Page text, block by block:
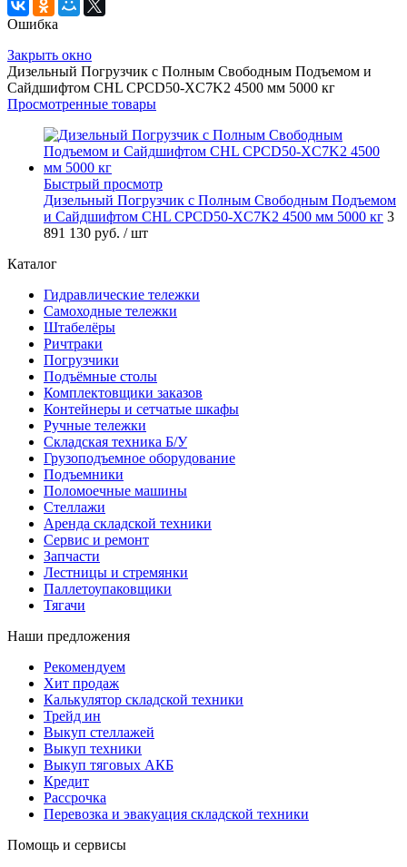
Ошибка
Закрыть окно
Дизельный Погрузчик с Полным Свободным Подъемом и
Сайдшифтом CHL CPCD50-XC7K2 4500 мм 5000 кг
Просмотренные товары
Быстрый просмотр
Дизельный Погрузчик с Полным Свободным Подъемом
и Сайдшифтом CHL CPCD50-XC7K2 4500 мм 5000 кг 3
891 130 руб. / шт
Каталог
Гидравлические тележки
Самоходные тележки
Штабелёры
Ричтраки
Погрузчики
Подъёмные столы
Комплектовщики заказов
Контейнеры и сетчатые шкафы
Ручные тележки
Складская техника Б/У
Грузоподъемное оборудование
Подъемники
Поломоечные машины
Стеллажи
Аренда складской техники
Сервис и ремонт
Запчасти
Лестницы и стремянки
Паллетоупаковщики
Тягачи
Наши предложения
Рекомендуем
Хит продаж
Калькулятор складской техники
Трейд ин
Выкуп стеллажей
Выкуп техники
Выкуп тяговых АКБ
Кредит
Рассрочка
Перевозка и эвакуация складской техники
Помощь и сервисы